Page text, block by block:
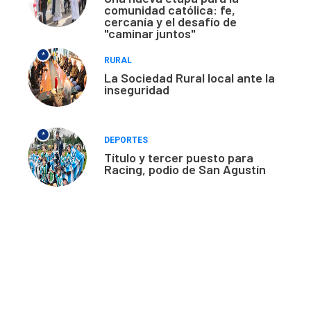
comunidad católica: fe,
cercanía y el desafío de
"caminar juntos"
*
RURAL
La Sociedad Rural local ante la
inseguridad
*
DEPORTES
Título y tercer puesto para
Racing, podio de San Agustín